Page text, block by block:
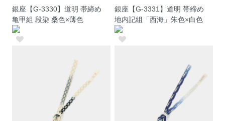
銀座【G-3330】道明 帯締め
亀甲組 段染 桑色×薄色
銀座【G-3331】道明 帯締め
地内記組「西海」朱色×白色